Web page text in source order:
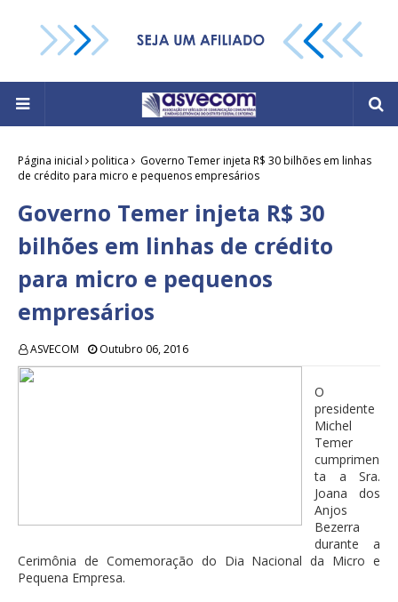
Página inicial politica
Governo Temer injeta R$ 30 bilhões em linhas
de crédito para micro e pequenos empresários
Governo Temer injeta R$ 30
bilhões em linhas de crédito
para micro e pequenos
empresários
ASVECOM Outubro 06, 2016
O
presidente
Michel
Temer
cumprimen
ta a Sra.
Joana dos
Anjos
Bezerra
durante a
Cerimônia de Comemoração do Dia Nacional da Micro e
Pequena Empresa.